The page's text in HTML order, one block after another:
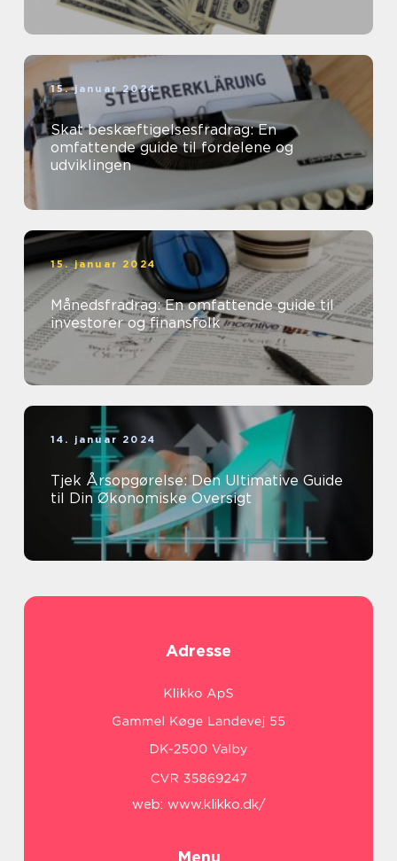
15. januar 2024
Skat beskæftigelsesfradrag: En
omfattende guide til fordelene og
udviklingen
15. januar 2024
Månedsfradrag: En omfattende guide til
investorer og finansfolk
14. januar 2024
Tjek Årsopgørelse: Den Ultimative Guide
til Din Økonomiske Oversigt
Adresse
web: www.klikko.dk/
Menu